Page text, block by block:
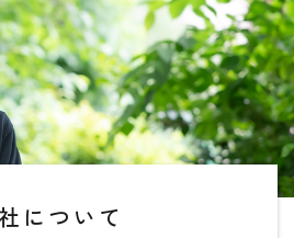
について